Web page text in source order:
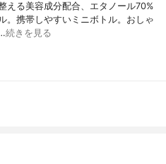
える美容成分配合、エタノール70%
。携帯しやすいミニボトル。おしゃ
続きを見る